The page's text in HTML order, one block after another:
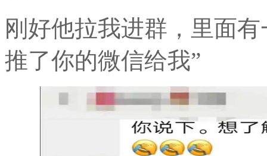
刚好他拉我进群，里面
推了你的微信给我”